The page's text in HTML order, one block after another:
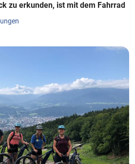
zu erkunden, ist mit dem Fahrrad